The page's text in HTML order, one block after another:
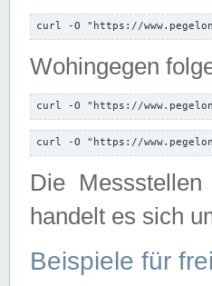
curl -O "https://
Wohingegen
curl -O "https://
curl -O "https://
Die
handelt es sich
Beispiele für